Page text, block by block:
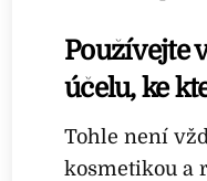
Používejte
účelu, ke
Tohle není
kosmetikou a